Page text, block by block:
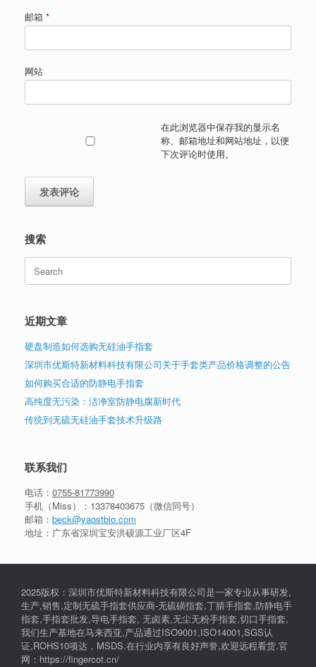
邮箱 *
网站
在此浏览器中保存我的显示名
称、邮箱地址和网站地址，以便
下次评论时使用。
搜索
Search
for:
近期文章
硬盘制造如何选购无硅油手指套
深圳市优斯特新材料科技有限公司关于手套类产品价格调整的公告
如何购买合适的防静电手指套
高纯度无污染：洁净室防静电腐新时代
传统到无硫无硅油手套技术升级路
联系我们
电话： 0755-81773990
手机（Miss）： 13378403675 （微信同号）
邮箱： beck@yaostbio.com
地址：广东省深圳宝安洪硕源工业厂区4F
2025版权：深圳市优斯特新材料科技有限公司是一家专业从事研发,
生产,销售,定制无硫手指套供应商-无硫磺指套,丁腈手指套,防静电手
指套,手指套批发,导电手指套, 无卤素,无尘无粉手指套,切口手指套,
我们生产基地在马来西亚,产品通过ISO9001,ISO14001,SGS认
证,ROHS10项达，MSDS.在行业内享有良好声誉,欢迎远程看货.官
网：https://fingercot.cn/